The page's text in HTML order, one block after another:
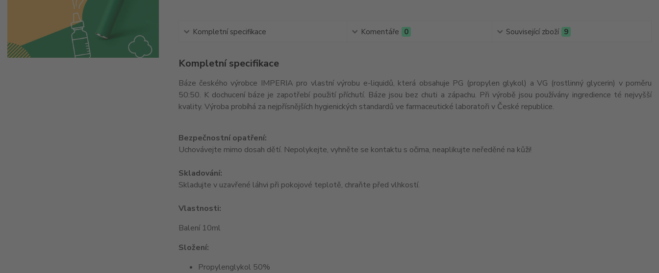
Kompletní specifikace Komentáře 0 Související zboží 9
Kompletní specifikace
Báze českého výrobce IMPERIA pro vlastní výrobu e-liquidů, která obsahuje PG (propylen glykol) a VG (rostlinný glycerin) v poměru
50:50. K dochucení báze je zapotřebí použití příchutí. Báze jsou bez chuti a zápachu. Při výrobě jsou používány ingredience té nejvyšší
kvality. Výroba probíhá za nejpřísnějších hygienických standardů ve farmaceutické laboratoři v České republice.
Bezpečnostní opatření:
Uchovávejte mimo dosah dětí. Nepolykejte, vyhněte se kontaktu s očima, neaplikujte neředěné na kůži!
Skladování:
Skladujte v uzavřené láhvi při pokojové teplotě, chraňte před vlhkostí.
Vlastnosti:
Balení 10ml
Složení:
Propylenglykol 50%